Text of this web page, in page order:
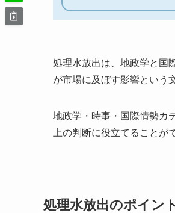
処理水放出は、地政学と国
が市場に及ぼす影響という
地政学・時事・国際情勢カ
上の判断に役立てることが
処理水放出のポイント